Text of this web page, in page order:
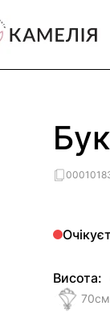
Висота:
70см